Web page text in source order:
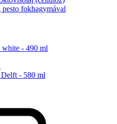
fokhagymával
- 490 ml
- 580 ml